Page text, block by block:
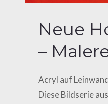
Neue
–
Acryl auf
Die­se Bild­se­rie